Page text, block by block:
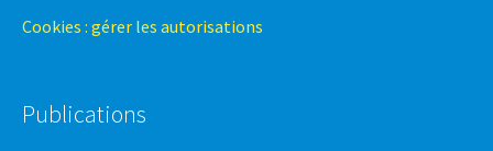
Cookies : gérer les autorisations
Publications